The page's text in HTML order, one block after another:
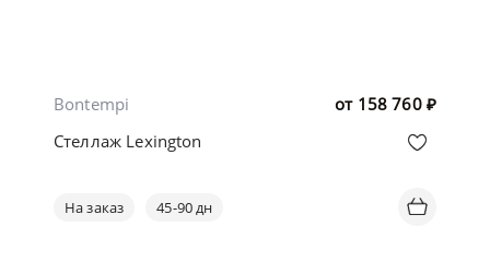
от 158 760 ₽
Bontempi
Стеллаж Lexington
На заказ 45-90 дн